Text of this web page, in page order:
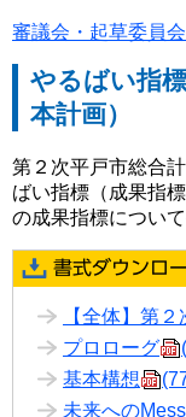
審議会・起草委員
やるばい指
本計画）
第２次平戸市総合
ばい指標（成果指
の成果指標について
【全体】第
プロローグ
基本構想
未来への